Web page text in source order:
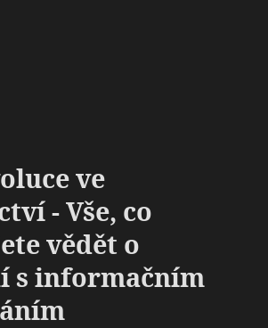
ve
- Vše, co
vědět o
s informačním